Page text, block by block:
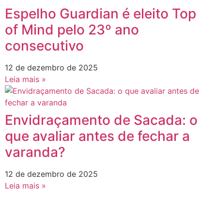
Espelho Guardian é eleito Top
of Mind pelo 23º ano
consecutivo
12 de dezembro de 2025
Leia mais »
Envidraçamento de Sacada: o
que avaliar antes de fechar a
varanda?
12 de dezembro de 2025
Leia mais »